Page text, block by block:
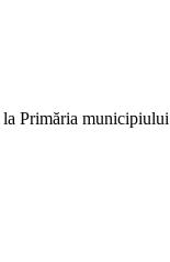
Primăria